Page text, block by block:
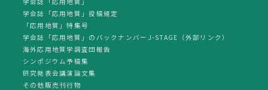
学会誌「応用地質」投稿規定
「応用地質」特集号
学会誌「応用地質」のバックナンバーJ-STAGE（外部リンク）
海外応用地質学調査団報告
シンポジウム予稿集
研究発表会講演論文集
その他販売刊行物